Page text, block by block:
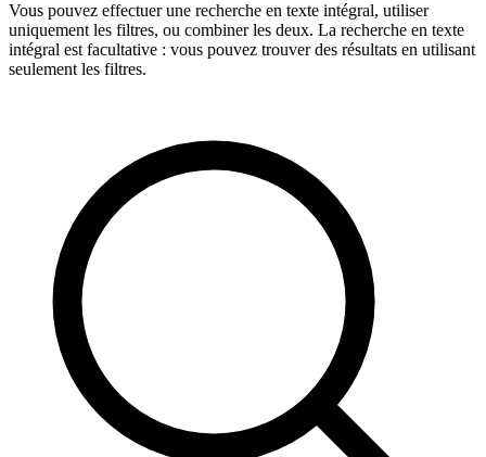
Vous pouvez effectuer une recherche en texte intégral, utiliser
uniquement les filtres, ou combiner les deux. La recherche en texte
intégral est facultative : vous pouvez trouver des résultats en utilisant
seulement les filtres.